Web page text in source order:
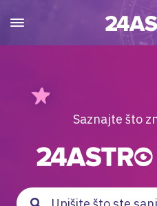
Saznajte što